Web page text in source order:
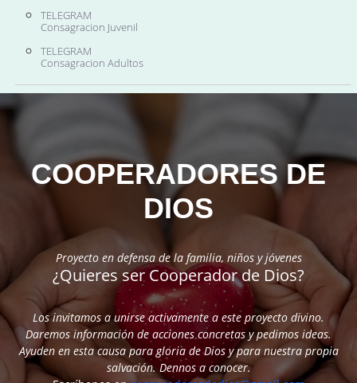
TELEGRAM
Consagracion Juvenil
TELEGRAM
Consagracion Adultos
COOPERADORES DE
DIOS
Proyecto en defensa de la familia, niños y jóvenes
¿Quieres ser Cooperador de Dios?
Los invitamos a unirse activamente a este proyecto divino.
Daremos información de acciones concretas y pedimos ideas.
Ayuden en esta causa para gloria de Dios y para nuestra propia
salvación. Dennos a conocer.